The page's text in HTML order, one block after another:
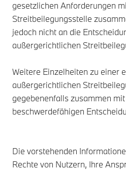
gesetzlichen Anforderungen
Streitbeilegungsstelle
jedoch nicht an die
außergerichtlichen
Weitere Einzelheiten zu einer
außergerichtlichen
gegebenenfalls zusammen
beschwerdefähigen
Die vorstehenden
Rechte von Nutzern, Ihre